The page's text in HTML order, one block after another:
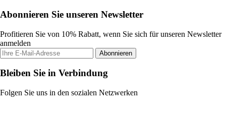
Abonnieren Sie unseren Newsletter
Profitieren Sie von 10% Rabatt, wenn Sie sich für unseren Newsletter
anmelden
Abonnieren
Bleiben Sie in Verbindung
Folgen Sie uns in den sozialen Netzwerken